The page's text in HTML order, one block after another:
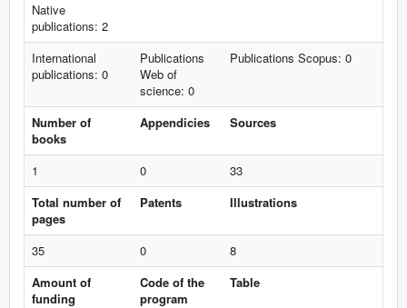
Native
publications: 2
International
publications: 0
Publications
Web of
science: 0
Publications Scopus: 0
Number of
books
Appendicies Sources
1 0
33
Total number of
pages
Patents Illustrations
35 0
8
Amount of
funding
Code of the
program
Table